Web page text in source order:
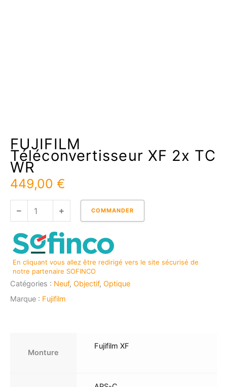
FUJIFILM
Téléconvertisseur XF 2x TC
WR
449,00 €
Téléconvertisseur
XF
2x
TC
WR
COMMANDER
En cliquant vous allez être redirigé vers le site sécurisé de
notre partenaire SOFINCO
Catégories : Neuf, Objectif, Optique
Marque : Fujifilm
Monture
Fujifilm XF